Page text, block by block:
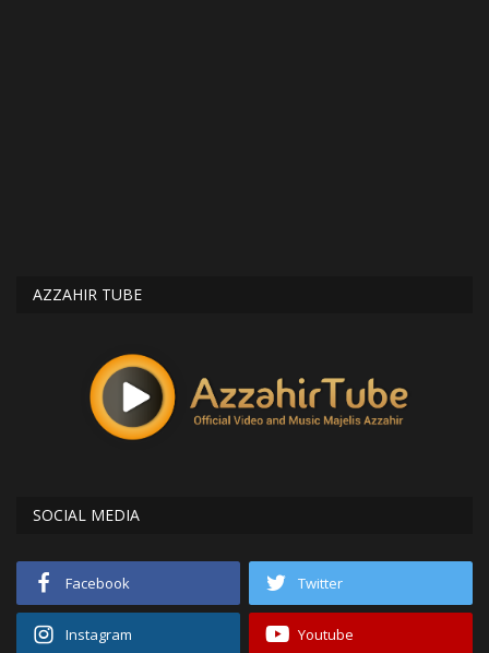
AZZAHIR TUBE
SOCIAL MEDIA
Facebook Twitter
Instagram Youtube